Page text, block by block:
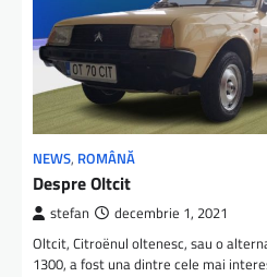
NEWS, ROMÂNĂ
Despre Oltcit
stefan decembrie 1, 2021
Oltcit, Citroënul oltenesc, sau o
1300, a fost una dintre cele mai